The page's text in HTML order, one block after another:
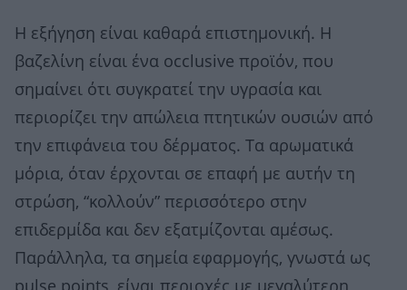
Η εξήγηση είναι καθαρά επιστημονική. Η
βαζελίνη είναι ένα occlusive προϊόν, που
σημαίνει ότι συγκρατεί την υγρασία και
περιορίζει την απώλεια πτητικών ουσιών από
την επιφάνεια του δέρματος. Τα αρωματικά
μόρια, όταν έρχονται σε επαφή με αυτήν τη
στρώση, “κολλούν” περισσότερο στην
επιδερμίδα και δεν εξατμίζονται αμέσως.
Παράλληλα, τα σημεία εφαρμογής, γνωστά ως